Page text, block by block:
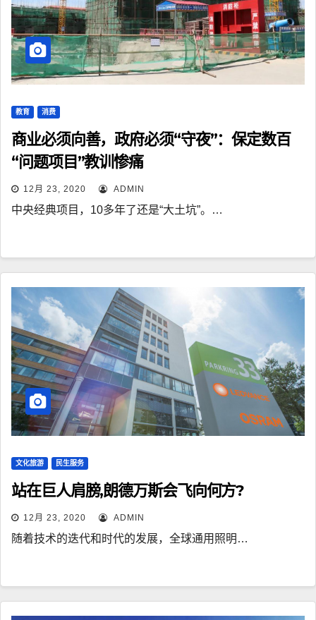
教育 消费
商业必须向善，政府必须“守夜”：保定数百
“问题项目”教训惨痛
12月 23, 2020 ADMIN
中央经典项目，10多年了还是“大土坑”。…
文化旅游 民生服务
站在巨人肩膀,朗德万斯会飞向何方?
12月 23, 2020 ADMIN
随着技术的迭代和时代的发展，全球通用照明…